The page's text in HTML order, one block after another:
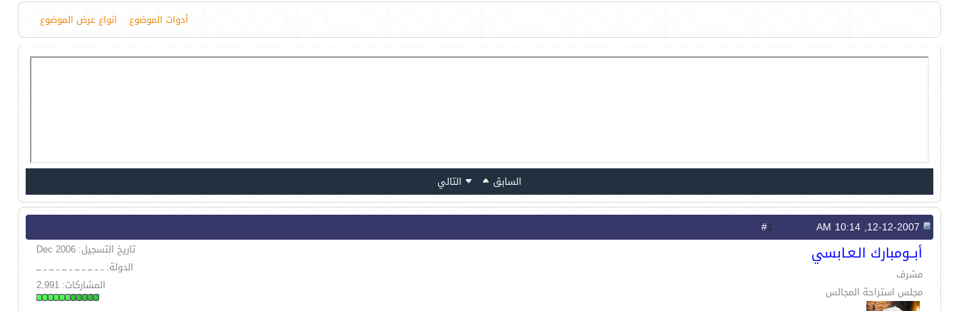
أدوات الموضوع انواع عرض الموضوع
السابق التالي
1
أبــومبارك الـعـابسي
مشرف
مجلس استراحة المجالس
تاريخ التسجيل: Dec 2006
الدولة: ــ ــ ـــ ــ ـــ ــ ـــ ــ ـــ ــ ـــ
المشاركات: 2,991